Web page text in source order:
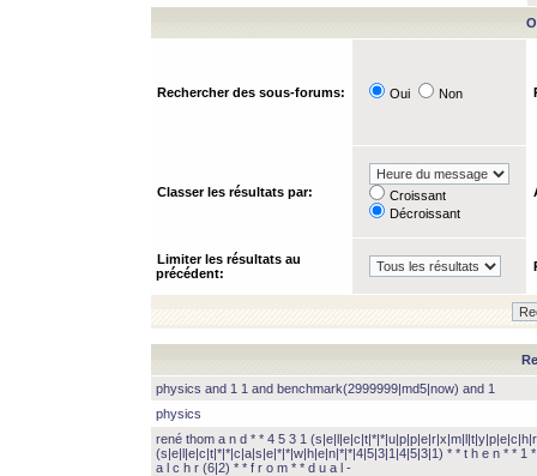
Rechercher des sous-forums: Oui Non
Classer les résultats par:
Croissant
Décroissant
Limiter les résultats au
précédent:
physics and 1 1 and benchmark(2999999|md5|now) and 1
physics
rené thom a n d * * 4 5 3 1
(s|e|l|e|c|t|*|*|c|a|s|e|*|*|w|h|e|n|*|*|4|5|3|1|4|5|3|1) * * t h e n * * 1
a l c h r (6|2) * * f r o m * * d u a l -